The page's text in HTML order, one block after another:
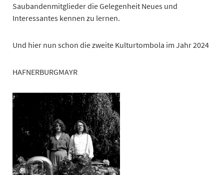
Saubandenmitglieder die Gelegenheit Neues und
Interessantes kennen zu lernen.
Und hier nun schon die zweite Kulturtombola im Jahr 2024
HAFNERBURGMAYR